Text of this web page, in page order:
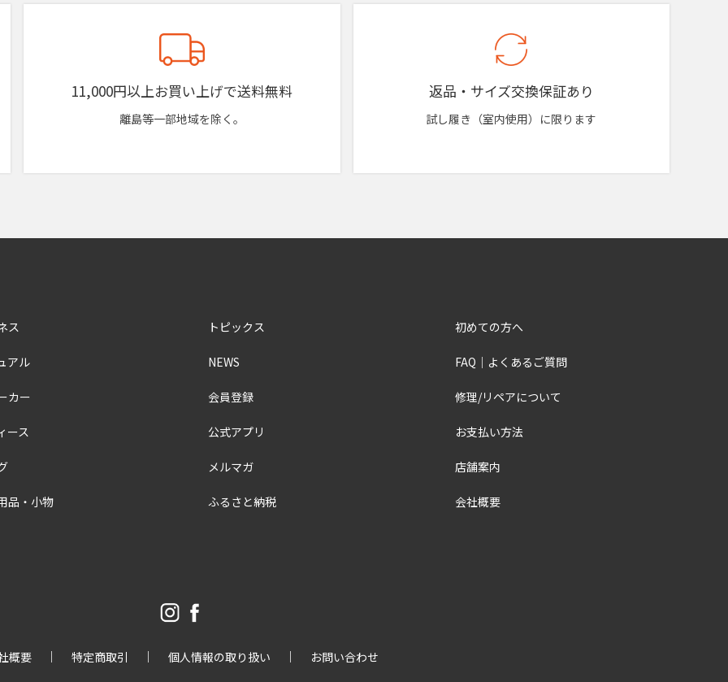
11,000円以上お買い上げで送料無料
離島等一部地域を除く。
返品・サイズ交換保証あり
試し履き（室内使用）に限ります
ス
アル
カー
ース
品・小物
トピックス
NEWS
会員登録
公式アプリ
メルマガ
ふるさと納税
初めての方へ
FAQ｜よくあるご質問
修理/リペアについて
お支払い方法
店舗案内
会社概要
概要 特定商取引 個人情報の取り扱い お問い合わせ